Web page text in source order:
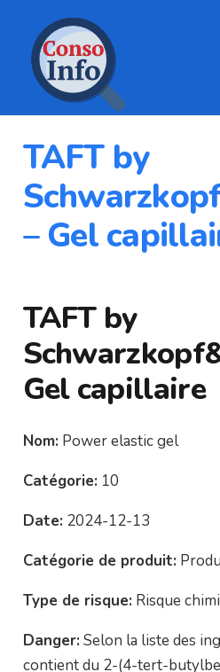
TAFT by
– Gel
TAFT by
Gel capillaire
Nom: Power elastic gel
Catégorie: 10
Date: 2024-12-13
Catégorie de produit:
Type de risque: Risque
Danger: Selon la liste des
contient du 2-(4-tert-